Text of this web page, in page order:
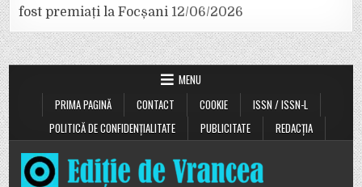
fost premiați la Focșani 12/06/2026
MENU
PRIMA PAGINĂ
CONTACT COOKIE
ISSN / ISSN-L
POLITICĂ DE CONFIDENȚIALITATE
PUBLICITATE REDACȚIA